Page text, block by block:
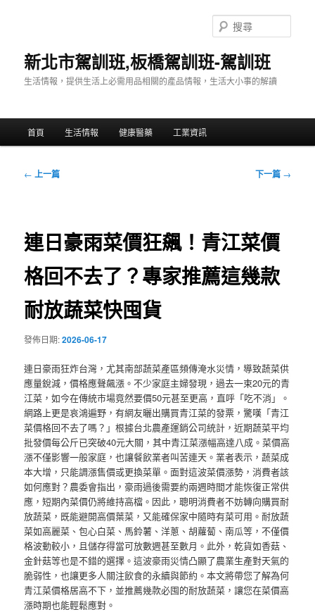
新北市駕訓班,板橋駕訓班-駕訓班
生活情報，提供生活上必需用品相關的產品情報，生活大小事的解讀
尋
首頁 生活情報 健康醫藥 工業資訊
文
← 上一篇 下一篇 →
連日豪雨菜價狂飆！青江菜價
格回不去了？專家推薦這幾款
耐放蔬菜快囤貨
發佈日期:2026-06-17
連日豪雨狂炸台灣，尤其南部蔬菜產區頻傳淹水災情，導致蔬菜供
應量銳減，價格應聲飆漲。不少家庭主婦發現，過去一束20元的青
江菜，如今在傳統市場竟然要價50元甚至更高，直呼「吃不消」。
網路上更是哀鴻遍野，有網友曬出購買青江菜的發票，驚嘆「青江
菜價格回不去了嗎？」根據台北農產運銷公司統計，近期蔬菜平均
批發價每公斤已突破40元大關，其中青江菜漲幅高達八成。菜價高
漲不僅影響一般家庭，也讓餐飲業者叫苦連天。業者表示，蔬菜成
本大增，只能調漲售價或更換菜單。面對這波菜價漲勢，消費者該
如何應對？農委會指出，豪雨過後需要約兩週時間才能恢復正常供
應，短期內菜價仍將維持高檔。因此，聰明消費者不妨轉向購買耐
放蔬菜，既能避開高價葉菜，又能確保家中隨時有菜可用。耐放蔬
菜如高麗菜、包心白菜、馬鈴薯、洋蔥、胡蘿蔔、南瓜等，不僅價
格波動較小，且儲存得當可放數週甚至數月。此外，乾貨如香菇、
金針菇等也是不錯的選擇。這波豪雨災情凸顯了農業生產對天氣的
脆弱性，也讓更多人關注飲食的永續與節約。本文將帶您了解為何
青江菜價格居高不下，並推薦幾款必囤的耐放蔬菜，讓您在菜價高
漲時期也能輕鬆應對。